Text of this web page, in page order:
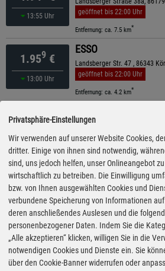
13:55 Uhr
geöffnet bis 22:00 Uhr
Entfernung: ca. 7.5 km*
1.959 €
13:00 Uhr
ESSO
Landsberger Str. 47 , 86343
geöffnet bis 22:00 Uhr
Entfernung: ca. 4.2 km*
1.959€
16:25 Uhr
Inninger Straße 99, 86179
ganztägig geöffnet
Entfernung: ca. 6.3 km *
1.969€
12:55 Uhr
ESSO
Königsbrunner Str. 1 A , 86399
geöffnet bis 22:30 Uhr
Entfernung: ca. 1 km *
1.969€
15:10 Uhr
ARAL
Landsberger Straße 2, 86836
ganztägig geöffnet
Privatsphäre-Einstellungen
Wir verwenden auf unserer Website Cookies,
dritter. Einige von ihnen sind notwendig,
sind, uns jedoch helfen, unser Onlineangebot
wirtschaftlich zu betreiben. Die Einwilligung
bzw. von Ihnen ausgewählten Cookies und
verbundene Speicherung von Informationen
deren anschließendes Auslesen und die
personenbezogener Daten. Indem Sie die
„Alle akzeptieren“ klicken, willigen Sie in die
notwendigen Cookies und Dienste ein. Sie
über den Cookie-Banner widerrufen oder